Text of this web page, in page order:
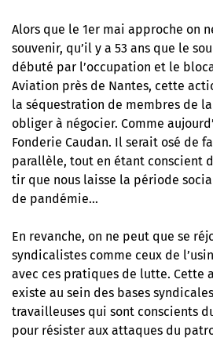
Alors que le 1er mai approche on
souvenir, qu’il y a 53 ans que le
débuté par l’occupation et le
Aviation près de Nantes, cette
la séquestration de membres de
obliger à négocier. Comme
Fonderie Caudan. Il serait osé de
parallèle, tout en étant conscient
tir que nous laisse la période
de pandémie…
En revanche, on ne peut que se
syndicalistes comme ceux de
avec ces pratiques de lutte. Cette
existe au sein des bases
travailleuses qui sont conscients
pour résister aux attaques du